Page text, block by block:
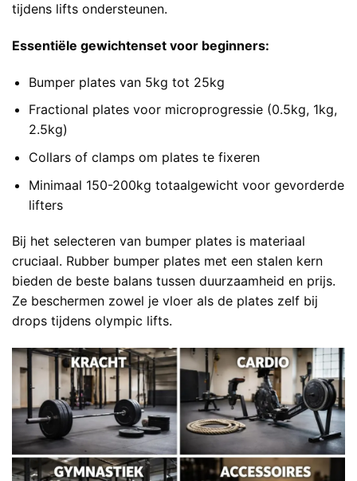
tijdens lifts ondersteunen.
Essentiële gewichtenset voor beginners:
Bumper plates van 5kg tot 25kg
Fractional plates voor microprogressie (0.5kg, 1kg,
2.5kg)
Collars of clamps om plates te fixeren
Minimaal 150-200kg totaalgewicht voor gevorderde
lifters
Bij het selecteren van bumper plates is materiaal
cruciaal. Rubber bumper plates met een stalen kern
bieden de beste balans tussen duurzaamheid en prijs.
Ze beschermen zowel je vloer als de plates zelf bij
drops tijdens olympic lifts.